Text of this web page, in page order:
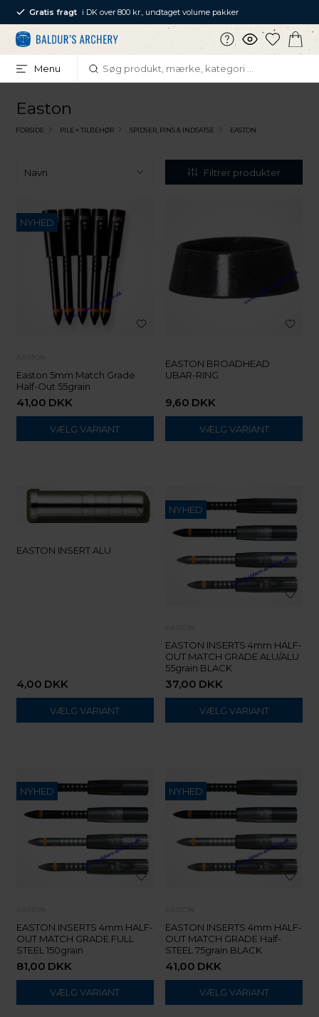
Gratis fragt i DK over 800 kr., undtaget volume pakker
Menu
Easton
FORSIDE PILE + TILBEHØR SPIDSER, PINS & INDSATSE EASTON
Filtrer produkter
NYHED
Easton 5mm Match Grade
Half-Out 55grain
41,00 DKK
VÆLG VARIANT
EASTON BROADHEAD
UBAR-RING
9,60 DKK
VÆLG VARIANT
EASTON INSERT ALU
4,00 DKK
VÆLG VARIANT
NYHED
EASTON INSERTS 4mm HALF-
OUT MATCH GRADE ALU/ALU
55grain BLACK
37,00 DKK
VÆLG VARIANT
NYHED
EASTON INSERTS 4mm HALF-
OUT MATCH GRADE FULL
STEEL 150grain
81,00 DKK
VÆLG VARIANT
NYHED
EASTON INSERTS 4mm HALF-
OUT MATCH GRADE Half-
STEEL 75grain BLACK
41,00 DKK
VÆLG VARIANT